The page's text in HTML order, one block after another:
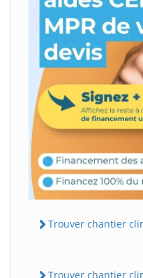
Trouver chantier
Trouver chantier